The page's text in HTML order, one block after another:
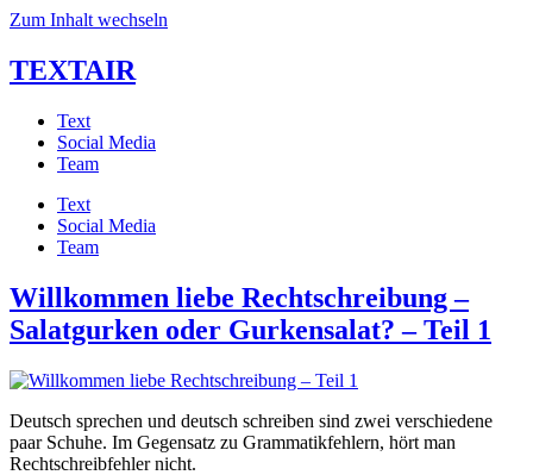
Zum Inhalt wechseln
TEXTAIR
Text
Social Media
Team
Text
Social Media
Team
Willkommen liebe Rechtschreibung –
Salatgurken oder Gurkensalat? – Teil 1
Deutsch sprechen und deutsch schreiben sind zwei verschiedene
paar Schuhe. Im Gegensatz zu Grammatikfehlern, hört man
Rechtschreibfehler nicht.